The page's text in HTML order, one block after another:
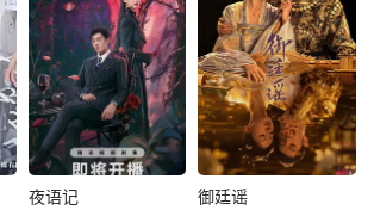
夜语记 御廷谣